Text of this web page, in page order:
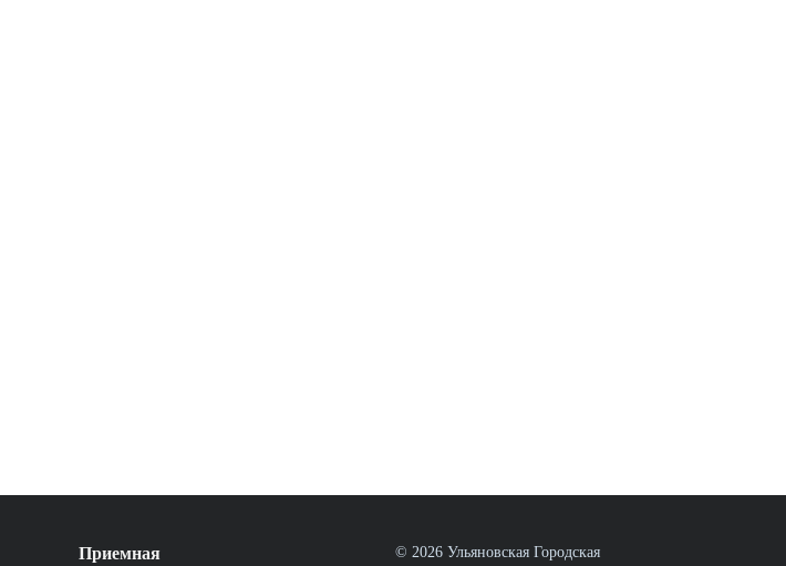
Приемная
© 2026 Ульяновская Городская